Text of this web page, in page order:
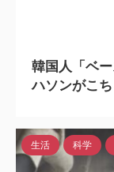
韓国人「ベ
ハソンがこち
生活 科学